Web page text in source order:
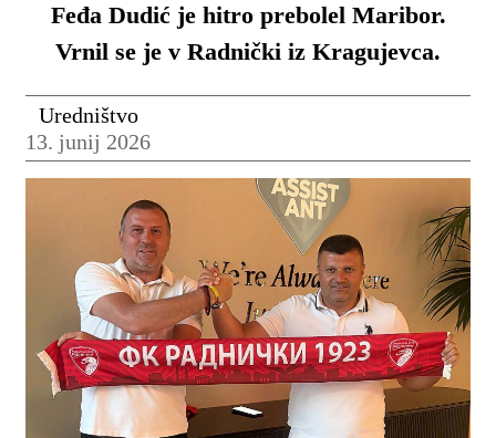
Feđa Dudić je hitro prebolel Maribor.
Vrnil se je v Radnički iz Kragujevca.
Uredništvo
13. junij 2026